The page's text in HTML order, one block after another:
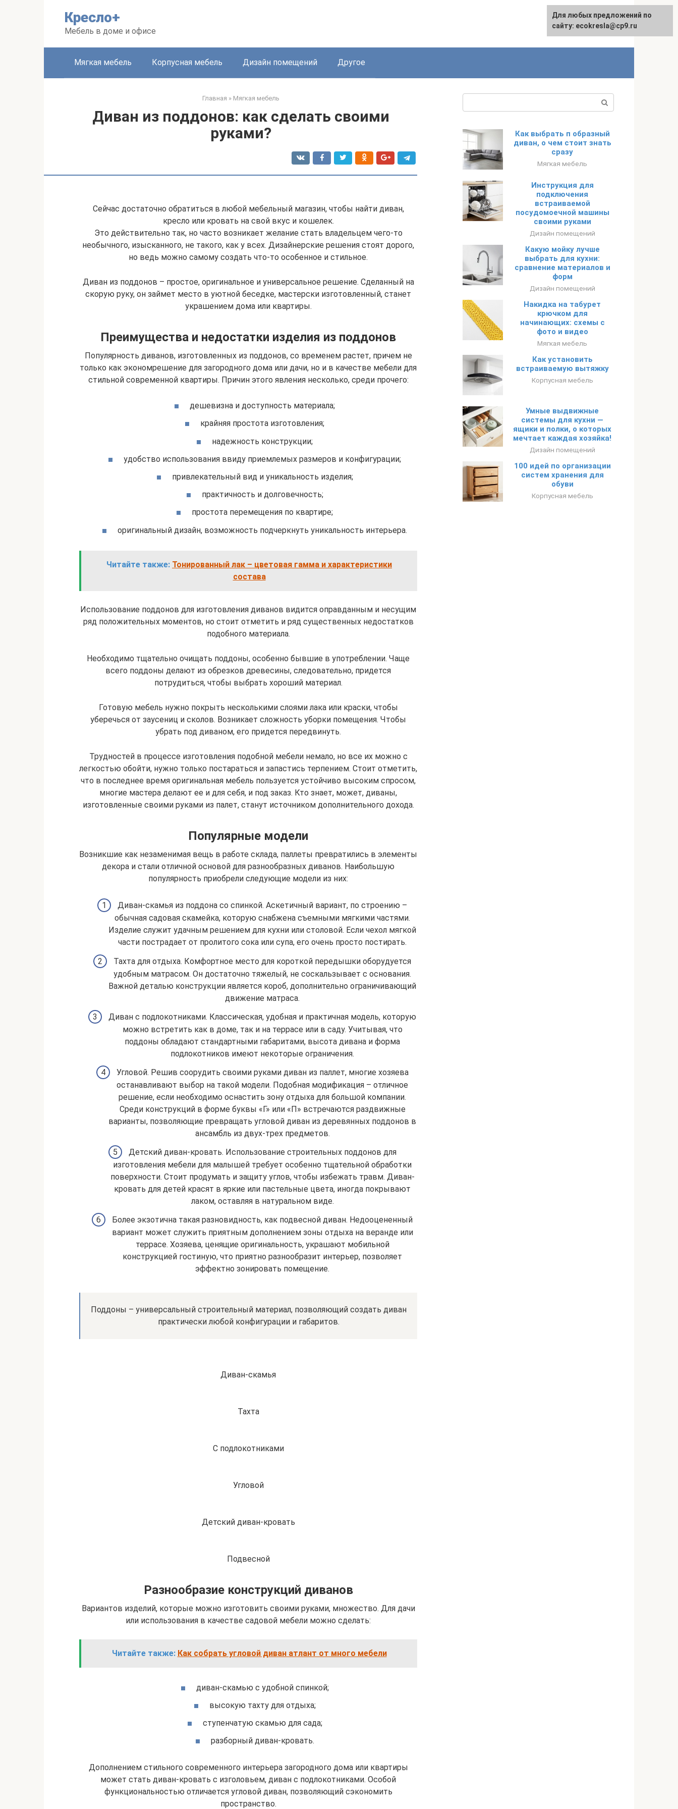
Кресло+
Мебель в доме и офисе
Мягкая мебель Корпусная мебель Дизайн помещений Другое
Главная » Мягкая мебель
Диван из поддонов: как сделать своими
руками?
Сейчас достаточно обратиться в любой мебельный магазин, чтобы найти диван,
кресло или кровать на свой вкус и кошелек.
Это действительно так, но часто возникает желание стать владельцем чего-то
необычного, изысканного, не такого, как у всех. Дизайнерские решения стоят дорого,
но ведь можно самому создать что-то особенное и стильное.
Диван из поддонов – простое, оригинальное и универсальное решение. Сделанный на
скорую руку, он займет место в уютной беседке, мастерски изготовленный, станет
украшением дома или квартиры.
Преимущества и недостатки изделия из поддонов
Популярность диванов, изготовленных из поддонов, со временем растет, причем не
только как экономрешение для загородного дома или дачи, но и в качестве мебели для
стильной современной квартиры. Причин этого явления несколько, среди прочего:
дешевизна и доступность материала;
крайняя простота изготовления;
надежность конструкции;
удобство использования ввиду приемлемых размеров и конфигурации;
привлекательный вид и уникальность изделия;
практичность и долговечность;
простота перемещения по квартире;
оригинальный дизайн, возможность подчеркнуть уникальность интерьера.
Читайте также: Тонированный лак – цветовая гамма и характеристики
состава
Использование поддонов для изготовления диванов видится оправданным и несущим
ряд положительных моментов, но стоит отметить и ряд существенных недостатков
подобного материала.
Необходимо тщательно очищать поддоны, особенно бывшие в употреблении. Чаще
всего поддоны делают из обрезков древесины, следовательно, придется
потрудиться, чтобы выбрать хороший материал.
Готовую мебель нужно покрыть несколькими слоями лака или краски, чтобы
уберечься от заусениц и сколов. Возникает сложность уборки помещения. Чтобы
убрать под диваном, его придется передвинуть.
Трудностей в процессе изготовления подобной мебели немало, но все их можно с
легкостью обойти, нужно только постараться и запастись терпением. Стоит отметить,
что в последнее время оригинальная мебель пользуется устойчиво высоким спросом,
многие мастера делают ее и для себя, и под заказ. Кто знает, может, диваны,
изготовленные своими руками из палет, станут источником дополнительного дохода.
Популярные модели
Возникшие как незаменимая вещь в работе склада, паллеты превратились в элементы
декора и стали отличной основой для разнообразных диванов. Наибольшую
популярность приобрели следующие модели из них:
Диван-скамья из поддона со спинкой. Аскетичный вариант, по строению –
обычная садовая скамейка, которую снабжена съемными мягкими частями.
Изделие служит удачным решением для кухни или столовой. Если чехол мягкой
части пострадает от пролитого сока или супа, его очень просто постирать.
Тахта для отдыха. Комфортное место для короткой передышки оборудуется
удобным матрасом. Он достаточно тяжелый, не соскальзывает с основания.
Важной деталью конструкции является короб, дополнительно ограничивающий
движение матраса.
Диван с подлокотниками. Классическая, удобная и практичная модель, которую
можно встретить как в доме, так и на террасе или в саду. Учитывая, что
поддоны обладают стандартными габаритами, высота дивана и форма
подлокотников имеют некоторые ограничения.
Угловой. Решив соорудить своими руками диван из паллет, многие хозяева
останавливают выбор на такой модели. Подобная модификация – отличное
решение, если необходимо оснастить зону отдыха для большой компании.
Среди конструкций в форме буквы «Г» или «П» встречаются раздвижные
варианты, позволяющие превращать угловой диван из деревянных поддонов в
ансамбль из двух-трех предметов.
Детский диван-кровать. Использование строительных поддонов для
изготовления мебели для малышей требует особенно тщательной обработки
поверхности. Стоит продумать и защиту углов, чтобы избежать травм. Диван-
кровать для детей красят в яркие или пастельные цвета, иногда покрывают
лаком, оставляя в натуральном виде.
Более экзотична такая разновидность, как подвесной диван. Недооцененный
вариант может служить приятным дополнением зоны отдыха на веранде или
террасе. Хозяева, ценящие оригинальность, украшают мобильной
конструкцией гостиную, что приятно разнообразит интерьер, позволяет
эффектно зонировать помещение.
Поддоны – универсальный строительный материал, позволяющий создать диван
практически любой конфигурации и габаритов.
Диван-скамья
Тахта
С подлокотниками
Угловой
Детский диван-кровать
Подвесной
Разнообразие конструкций диванов
Вариантов изделий, которые можно изготовить своими руками, множество. Для дачи
или использования в качестве садовой мебели можно сделать:
Читайте также: Как собрать угловой диван атлант от много мебели
диван-скамью с удобной спинкой;
высокую тахту для отдыха;
ступенчатую скамью для сада;
разборный диван-кровать.
Дополнением стильного современного интерьера загородного дома или квартиры
может стать диван-кровать с изголовьем, диван с подлокотниками. Особой
функциональностью отличается угловой диван, позволяющий сэкономить
пространство.
Как выбрать п образный
диван, о чем стоит знать
сразу
Мягкая мебель
Инструкция для
подключения
встраиваемой
посудомоечной машины
своими руками
Дизайн помещений
Какую мойку лучше
выбрать для кухни:
сравнение материалов и
форм
Дизайн помещений
Накидка на табурет
крючком для
начинающих: схемы с
фото и видео
Мягкая мебель
Как установить
встраиваемую вытяжку
Корпусная мебель
Умные выдвижные
системы для кухни —
ящики и полки, о которых
мечтает каждая хозяйка!
Дизайн помещений
100 идей по организации
систем хранения для
обуви
Корпусная мебель
Для любых предложений по
сайту: ecokresla@cp9.ru